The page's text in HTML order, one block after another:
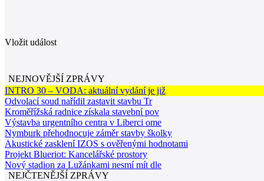
Vložit událost
NEJNOVĚJŠÍ ZPRÁVY
INTRO 30 – VODA: aktuální vydání je již
Odvolací soud nařídil zastavit stavbu Tr
Kroměřížská radnice získala stavební pov
Výstavba urgentního centra v Liberci ome
Nymburk přehodnocuje záměr stavby školky
Akustické zasklení IZOS s ověřenými hodnotami
Projekt Blueriot: Kancelářské prostory
Nový stadion za Lužánkami nesmí mít dle
NEJČTENĚJŠÍ ZPRÁVY